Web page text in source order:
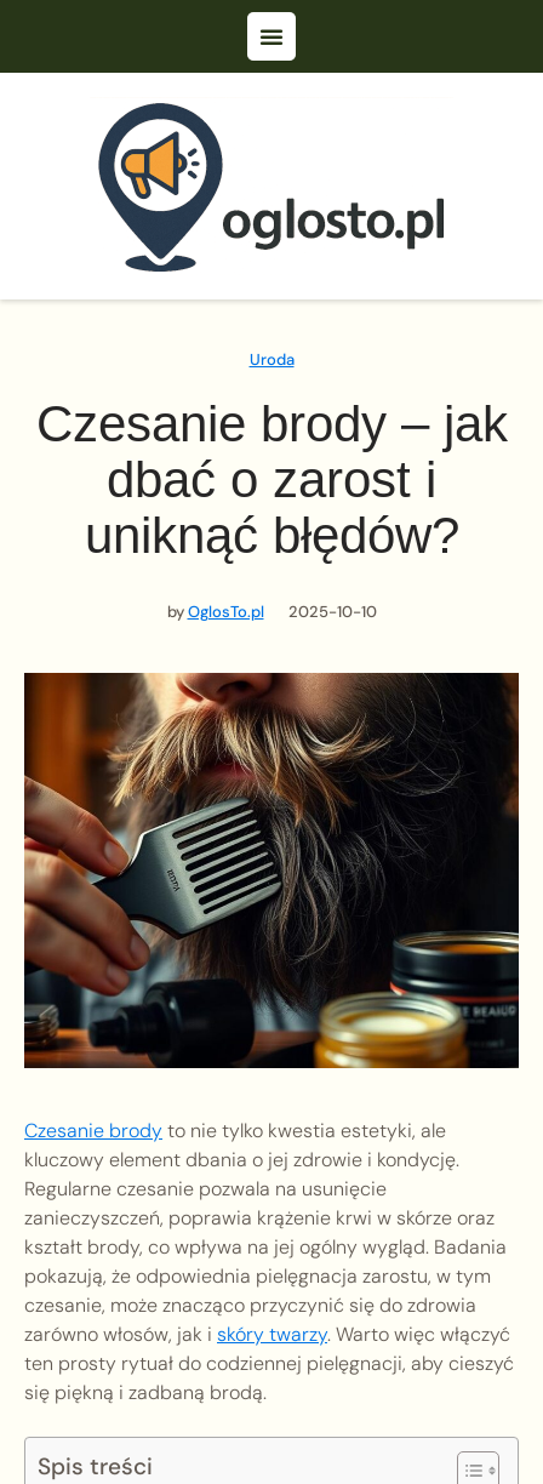
Uroda
Czesanie brody – jak
dbać o zarost i
uniknąć błędów?
byOglosTo.pl 2025-10-10
Czesanie brodyto nie tylko kwestia estetyki, ale
kluczowy element dbania o jej zdrowie i kondycję.
Regularne czesanie pozwala na usunięcie
zanieczyszczeń, poprawia krążenie krwi w skórze oraz
kształt brody, co wpływa na jej ogólny wygląd. Badania
pokazują, że odpowiednia pielęgnacja zarostu, w tym
czesanie, może znacząco przyczynić się do zdrowia
zarówno włosów, jak i skóry twarzy. Warto więc włączyć
ten prosty rytuał do codziennej pielęgnacji, aby cieszyć
się piękną i zadbaną brodą.
Spis treści